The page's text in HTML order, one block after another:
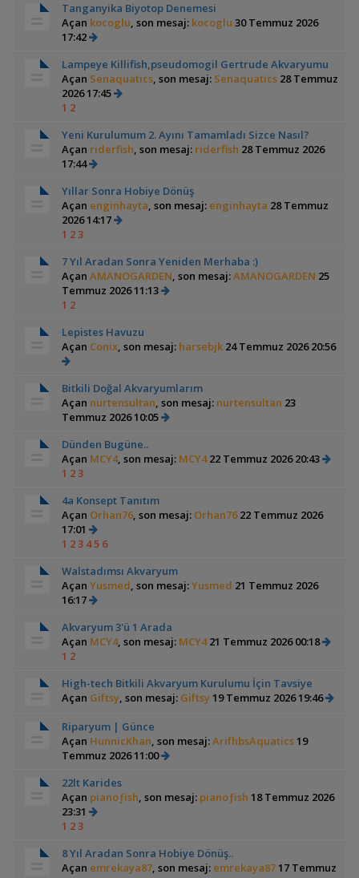
Tanganyika Biyotop Denemesi
Açan kocoglu, son mesaj: kocoglu 30 Temmuz 2026
17:42
Lampeye Killifish,pseudomogil Gertrude Akvaryumu
Açan Senaquatics, son mesaj: Senaquatics28 Temmuz
2026 17:45
1 2
Yeni Kurulumum 2. Ayını Tamamladı Sizce Nasıl?
Açan riderfish, son mesaj: riderfish 28 Temmuz 2026
17:44
Yıllar Sonra Hobiye Dönüş
Açan enginhayta, son mesaj: enginhayta 28 Temmuz
2026 14:17
1 23
7 Yıl Aradan Sonra Yeniden Merhaba :)
Açan AMANOGARDEN, son mesaj:AMANOGARDEN 25
Temmuz 2026 11:13
1 2
Lepistes Havuzu
Açan Conix, son mesaj: harsebjk24 Temmuz 2026 20:56
Bitkili Doğal Akvaryumlarım
Açan nurtensultan, son mesaj: nurtensultan 23
Temmuz 2026 10:05
Dünden Bugüne..
Açan MCY4, son mesaj: MCY422 Temmuz 2026 20:43
1 23
4a Konsept Tanıtım
Açan Orhan76, son mesaj: Orhan7622 Temmuz 2026
17:01
1 23 45 6
Walstadımsı Akvaryum
Açan Yusmed, son mesaj:Yusmed 21 Temmuz 2026
16:17
Akvaryum 3'ü 1 Arada
Açan MCY4, son mesaj: MCY421 Temmuz 2026 00:18
1 2
High-tech Bitkili Akvaryum Kurulumu İçin Tavsiye
Açan Giftsy, son mesaj: Giftsy19 Temmuz 2026 19:46
Riparyum | Günce
Açan HunnicKhan, son mesaj:ArifhbsAquatics19
Temmuz 2026 11:00
22lt Karides
Açan pianoƒish, son mesaj: pianoƒish 18 Temmuz 2026
23:31
1 23
8 Yıl Aradan Sonra Hobiye Dönüş..
Açan emrekaya87, son mesaj: emrekaya8717 Temmuz